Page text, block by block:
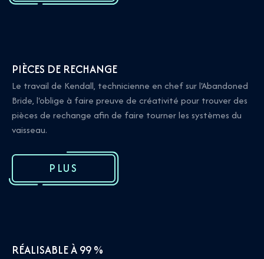
PIÈCES DE RECHANGE
Le travail de Kendall, technicienne en chef sur l'Abandoned
Bride, l'oblige à faire preuve de créativité pour trouver des
pièces de rechange afin de faire tourner les systèmes du
vaisseau.
PLUS
RÉALISABLE À 99 %